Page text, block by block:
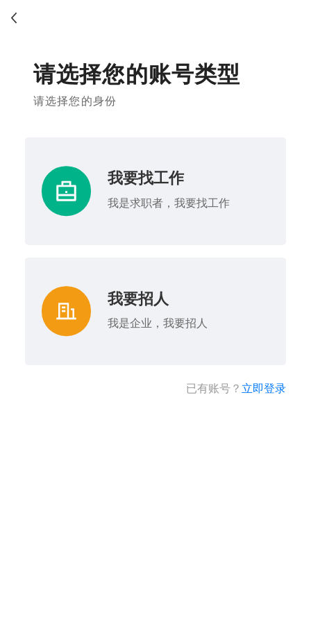
请选择您的账号类型
请选择您的身份
我要找工作
我是求职者，我要找工作
我要招人
我是企业，我要招人
已有账号？ 立即登录